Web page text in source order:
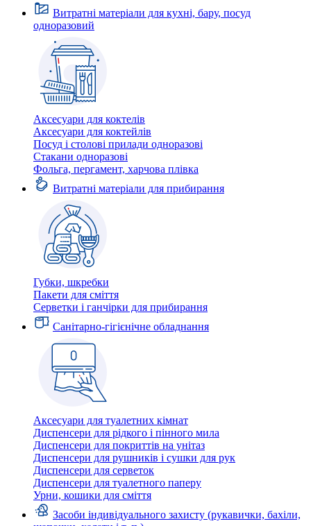
Витратні матеріали для кухні, бару, посуд
одноразовий
Аксесуари для коктелів
Аксесуари для коктейлів
Посуд і столові прилади одноразові
Стакани одноразові
Фольга, пергамент, харчова плівка
Витратні матеріали для прибирання
Губки, шкребки
Пакети для сміття
Серветки і ганчірки для прибирання
Санітарно-гігієнічне обладнання
Аксесуари для туалетних кімнат
Диспенсери для рідкого і пінного мила
Диспенсери для покриттів на унітаз
Диспенсери для рушників і сушки для рук
Диспенсери для серветок
Диспенсери для туалетного паперу
Урни, кошики для сміття
Засоби індивідуального захисту (рукавички, бахіли,